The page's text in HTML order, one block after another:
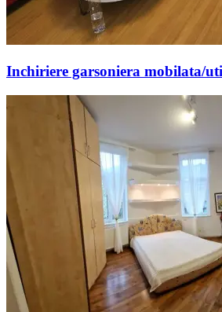
Inchiriere garsoniera mobilata/